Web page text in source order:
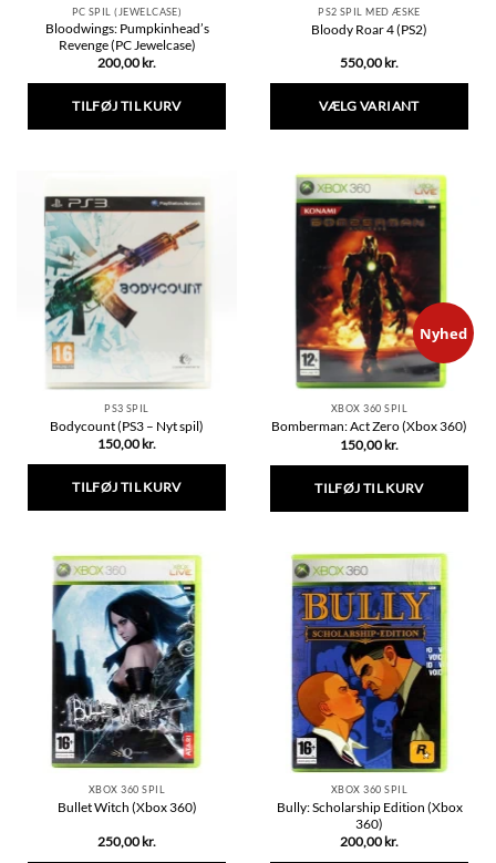
PC SPIL (JEWELCASE)
Bloodwings: Pumpkinhead’s
Revenge (PC Jewelcase)
200,00 kr.
TILFØJ TIL KURV
PS2 SPIL MED ÆSKE
Bloody Roar 4 (PS2)
550,00 kr.
VÆLG VARIANT
har
flere
varianter.
Mulighederne
kan
vælges
på
varesiden
PS3 SPIL
Bodycount (PS3 – Nyt spil)
150,00 kr.
TILFØJ TIL KURV
Nyhed
XBOX 360 SPIL
Bomberman: Act Zero (Xbox 360)
150,00 kr.
TILFØJ TIL KURV
XBOX 360 SPIL
Bullet Witch (Xbox 360)
250,00 kr.
XBOX 360 SPIL
Bully: Scholarship Edition (Xbox
360)
200,00 kr.